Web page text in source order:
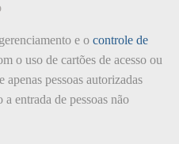
e o controle de
o uso de cartões de acesso ou
pessoas autorizadas
entrada de pessoas não